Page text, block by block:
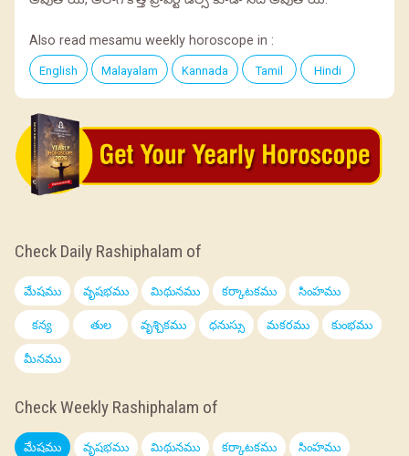
Also read mesamu weekly horoscope in :
English Malayalam Kannada Tamil Hindi
Check Daily Rashiphalam of
మేషము వృషభము మిథునము కర్కాటకము సింహము
కన్య తుల వృశ్చికము ధనుస్సు మకరము కుంభము
మీనము
Check Weekly Rashiphalam of
మేషము వృషభము మిథునము కర్కాటకము సింహము